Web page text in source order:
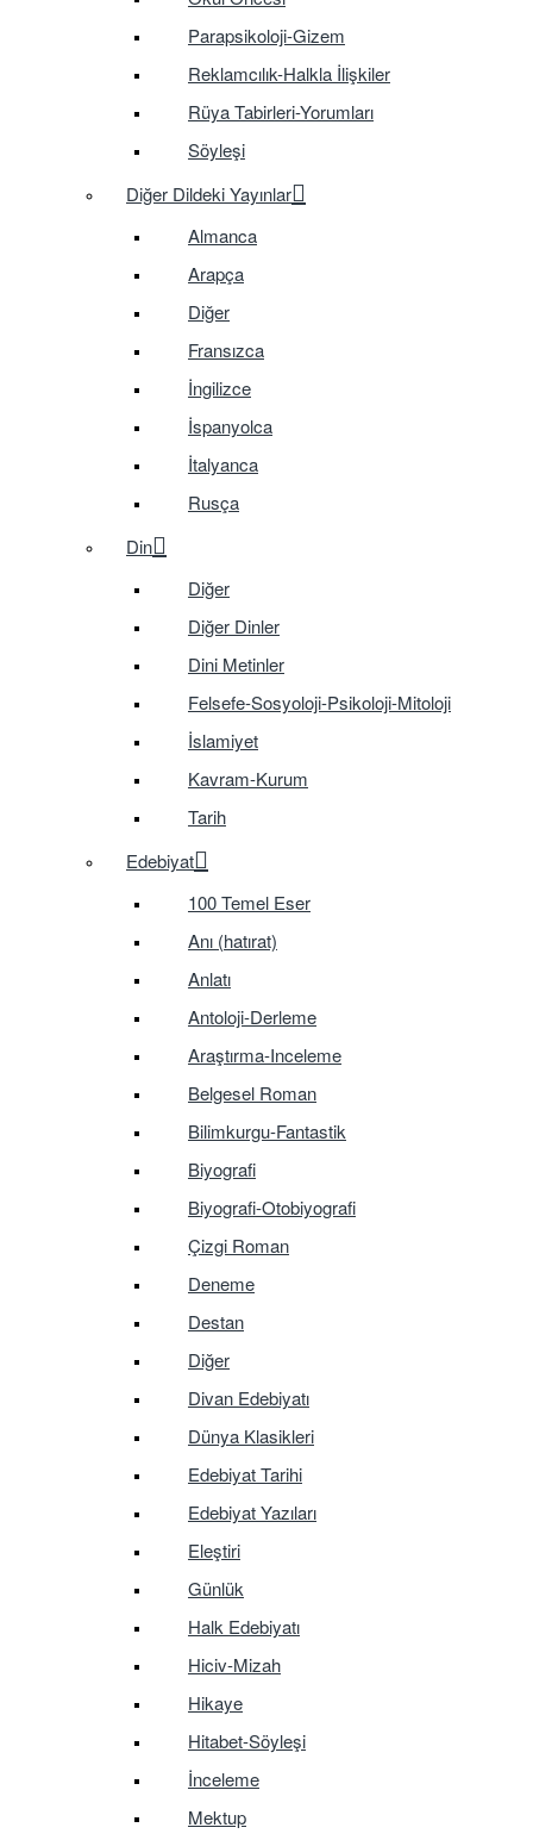
Parapsikoloji-Gizem
Reklamcılık-Halkla İlişkiler
Rüya Tabirleri-Yorumları
Söyleşi
Diğer Dildeki Yayınlar
Almanca
Arapça
Diğer
Fransızca
İngilizce
İspanyolca
İtalyanca
Rusça
Din
Diğer
Diğer Dinler
Dini Metinler
Felsefe-Sosyoloji-Psikoloji-Mitoloji
İslamiyet
Kavram-Kurum
Tarih
Edebiyat
100 Temel Eser
Anı (hatırat)
Anlatı
Antoloji-Derleme
Araştırma-Inceleme
Belgesel Roman
Bilimkurgu-Fantastik
Biyografi
Biyografi-Otobiyografi
Çizgi Roman
Deneme
Destan
Diğer
Divan Edebiyatı
Dünya Klasikleri
Edebiyat Tarihi
Edebiyat Yazıları
Eleştiri
Günlük
Halk Edebiyatı
Hiciv-Mizah
Hikaye
Hitabet-Söyleşi
İnceleme
Mektup